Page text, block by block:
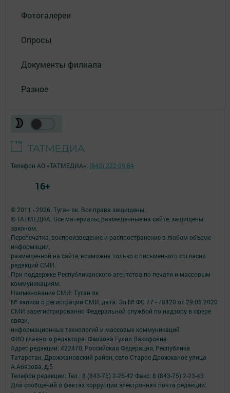
Фотогалереи
Опросы
Документы филиала
Разное
© 2011 - 2026. Туган як. Все права защищены.
© ТАТМЕДИА. Все материалы, размещенные на сайте, защищены
законом.
Перепечатка, воспроизведение и распространение в любом объеме
информации,
размещенной на сайте, возможна только с письменного согласия
редакций СМИ.
При поддержке Республиканского агентства по печати и массовым
коммуникациям.
Наименование СМИ: Туган як
№ записи о регистрации СМИ, дата: Эл № ФС 77 - 78420 от 29.05.2020
СМИ зарегистрированно Федеральной службой по надзору в сфере
связи,
информационных технологий и массовых коммуникаций
ФИО главного редактора: Фаизова Гулия Вакифовна
Адрес редакции: 422470, Российская Федерация, Республика
Татарстан, Дрожжановский район, село Старое Дрожжаное улица
А.Абязова, д.5
Телефон редакции: Тел.: 8 (843-75) 2-26-42 Факс: 8 (843-75) 2-23-43
Для сообщений о фактах коррупции электронная почта редакции:
Телефон АО «ТАТМЕДИА»: (843) 222 09 84
16+